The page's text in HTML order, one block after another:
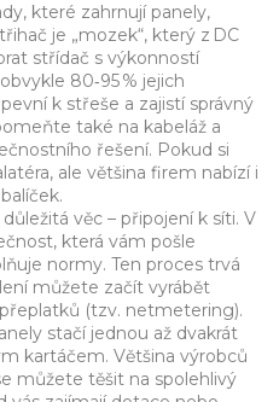
které zahrnují panely,
je „mozek“, který z DC
střídač s výkonností
80‑95 % jejich
k střeše a zajistí správný
také na kabeláž a
řešení. Pokud si
ale většina firem nabízí i
věc – připojení k síti. V
která vám pošle
normy. Ten proces trvá
můžete začít vyrábět
(tzv. netmetering).
stačí jednou až dvakrát
kartáčem. Většina výrobců
můžete těšit na spolehlivý